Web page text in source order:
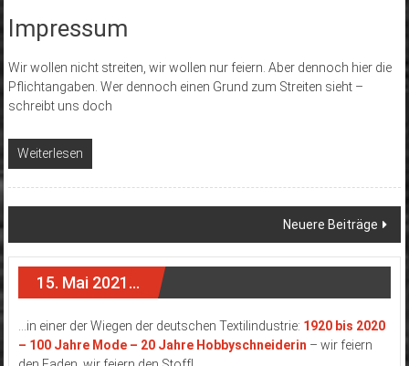
Impressum
Wir wollen nicht streiten, wir wollen nur feiern. Aber dennoch hier die
Pflichtangaben. Wer dennoch einen Grund zum Streiten sieht –
schreibt uns doch
Weiterlesen
Neuere Beiträge
15. Mai 2021…
…in einer der Wiegen der deutschen Textilindustrie: 1920 bis 2020
– 100 Jahre Mode – 20 Jahre Hobbyschneiderin – wir feiern